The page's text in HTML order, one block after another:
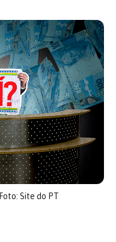
Foto: Site do PT